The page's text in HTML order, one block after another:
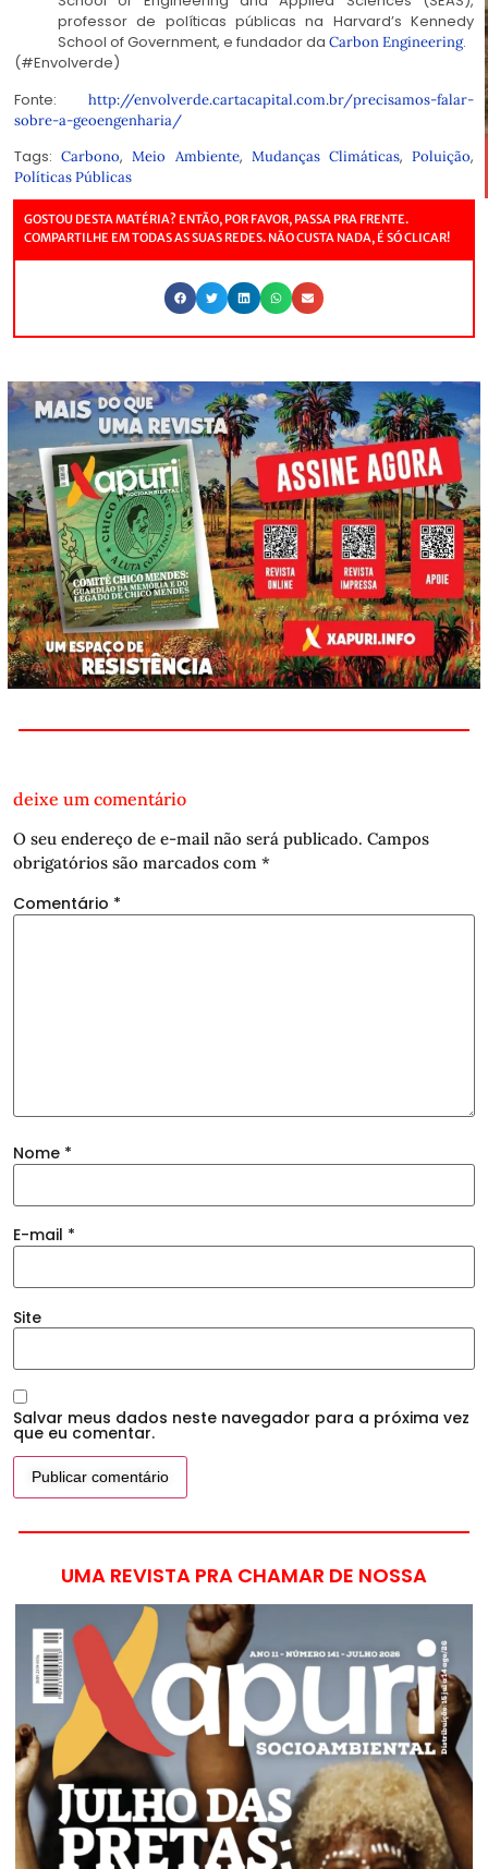
professor de políticas públicas na Harvard’s Kennedy
School of Government, e fundador da Carbon Engineering.
(#Envolverde)
Fonte: http://envolverde.cartacapital.com.br/precisamos-falar-
sobre-a-geoengenharia/
Tags:Carbono,Meio Ambiente, Mudanças Climáticas,Poluição,
Políticas Públicas
GOSTOU DESTA MATÉRIA? ENTÃO, POR FAVOR, PASSA PRA FRENTE.
COMPARTILHE EM TODAS AS SUAS REDES. NÃO CUSTA NADA, É SÓ CLICAR!
deixe um comentário
O seu endereço de e-mail não será publicado. Campos
obrigatórios são marcados com *
Comentário *
Nome *
E-mail *
Site
Salvar meus dados neste navegador para a próxima vez
que eu comentar.
UMA REVISTA PRA CHAMAR DE NOSSA